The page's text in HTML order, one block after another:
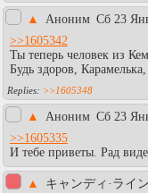
▲ Аноним Сб 23
>>1605342
Ты теперь человек из
Будь здоров,
>>1605348
▲ Аноним Сб 23
>>1605335
И тебе приветы. Рад
▲ キャンディ·ライン